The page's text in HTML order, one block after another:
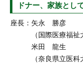
ドナー、家族とし
座長： 矢永 勝彦
（国際医療福
米田 龍生
（奈良県立医